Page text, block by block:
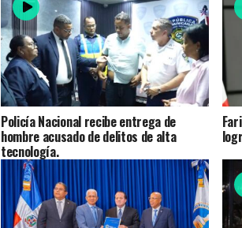
Policía Nacional recibe entrega de
hombre acusado de delitos de alta
tecnología.